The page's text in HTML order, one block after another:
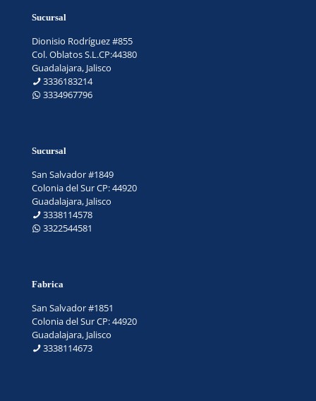
Sucursal
Dionisio Rodríguez #855
Col. Oblatos S.L.CP:44380
Guadalajara, Jalisco
3336183214
3334967796
Sucursal
San Salvador #1849
Colonia del Sur CP: 44920
Guadalajara, Jalisco
3338114578
3322544581
Fabrica
San Salvador #1851
Colonia del Sur CP: 44920
Guadalajara, Jalisco
3338114673